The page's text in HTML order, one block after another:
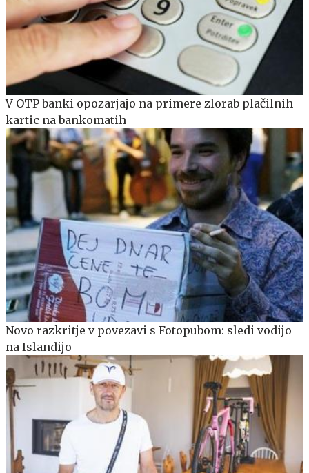
V OTP banki opozarjajo na primere zlorab plačilnih
kartic na bankomatih
Novo razkritje v povezavi s Fotopubom: sledi vodijo
na Islandijo